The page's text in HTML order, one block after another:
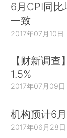
6月CPI同比
一致
2017年07月10日
【财新调
1.5%
2017年07月09日
机构预计6
2017年06月28日